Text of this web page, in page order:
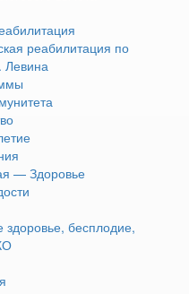
реабилитация по
— Здоровье
здоровье, бесплодие,
каково их назначение
лечебных
целебных ванн. Они
активных веществ,
процедур.
быть разными.
и расслабляют, холодные
силы организма.
все эти нюансы и
индивидуальные
заболевания,